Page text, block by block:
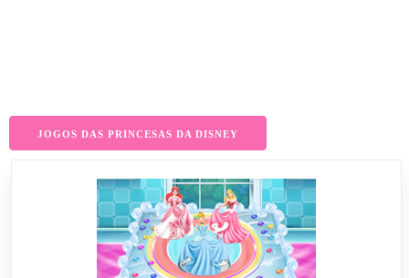
JOGOS DAS PRINCESAS DA DISNEY